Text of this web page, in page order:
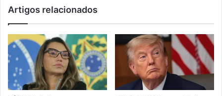
Artigos relacionados